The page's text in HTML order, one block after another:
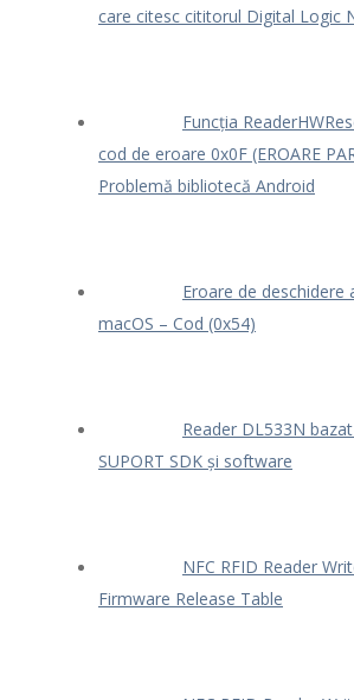
care citesc cititorul Digital Logic
Funcția
cod de eroare 0x0F (EROARE
Problemă bibliotecă Android
Eroare de deschidere
macOS – Cod (0x54)
Reader DL533N
SUPORT SDK și software
NFC RFID Reader
Firmware Release Table